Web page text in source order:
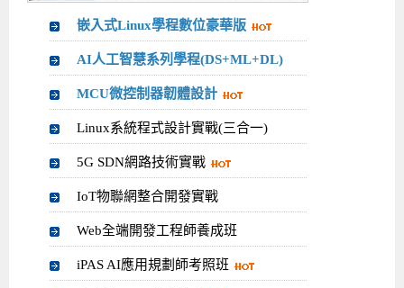
嵌入式Linux學程數位豪華版
AI人工智慧系列學程(DS+ML+DL)
MCU微控制器韌體設計
Linux系統程式設計實戰(三合一)
5G SDN網路技術實戰
IoT物聯網整合開發實戰
Web全端開發工程師養成班
iPAS AI應用規劃師考照班